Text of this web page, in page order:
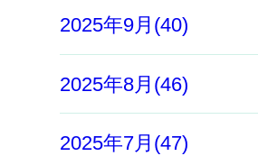
2025年9月(40)
2025年8月(46)
2025年7月(47)